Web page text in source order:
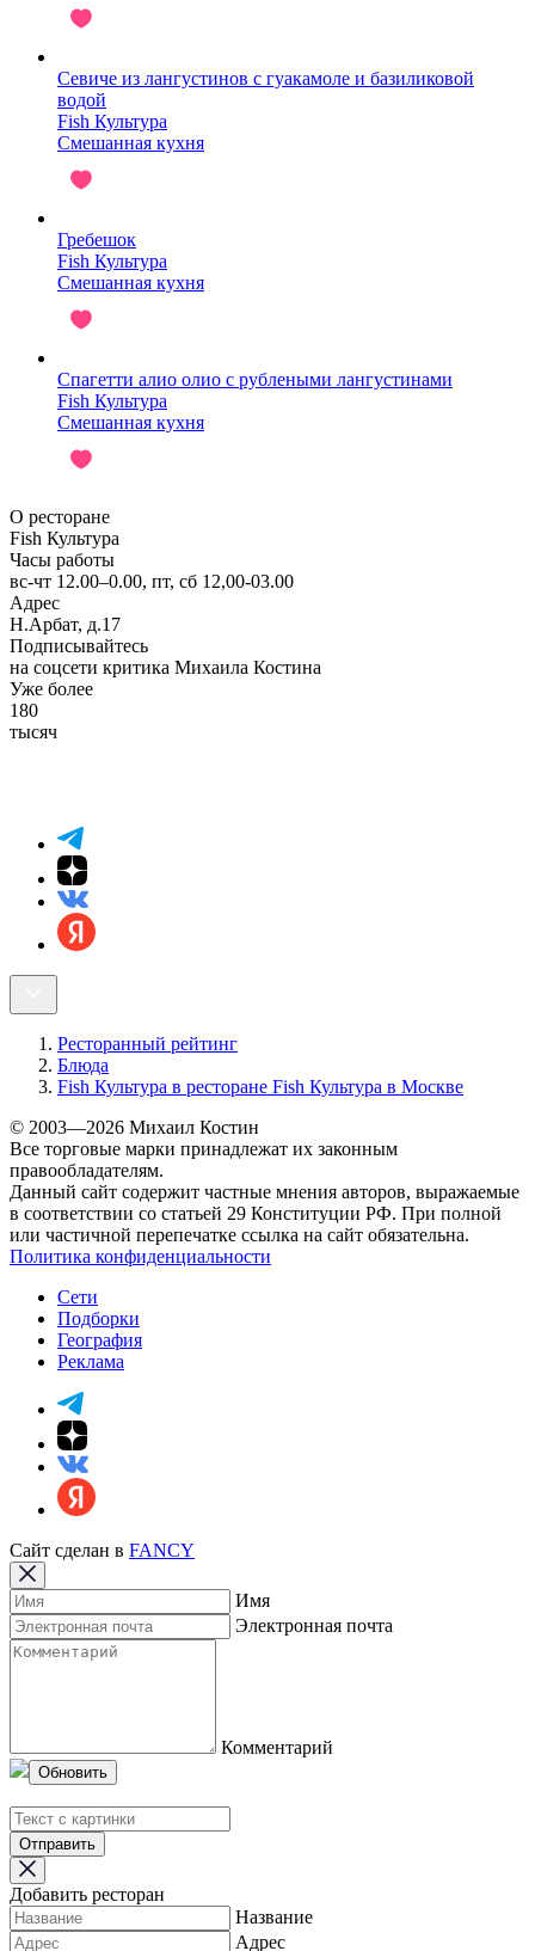
Севиче из лангустинов с гуакамоле и базиликовой
водой
Fish Культура
Смешанная кухня
Гребешок
Fish Культура
Смешанная кухня
Спагетти алио олио с рублеными лангустинами
Fish Культура
Смешанная кухня
О ресторане
Fish Культура
Часы работы
вс-чт 12.00–0.00, пт, сб 12,00-03.00
Адрес
Н.Арбат, д.17
Подписывайтесь
на соцсети критика Михаила Костина
Уже более
180
тысяч
Ресторанный рейтинг
Блюда
Fish Культура в ресторане Fish Культура в Москве
© 2003—2026 Михаил Костин
Все торговые марки принадлежат их законным
правообладателям.
Данный сайт содержит частные мнения авторов, выражаемые
в соответствии со статьей 29 Конституции РФ. При полной
или частичной перепечатке ссылка на сайт обязательна.
Политика конфиденциальности
Сети
Подборки
География
Реклама
Сайт сделан в FANCY
Имя
Электронная почта
Комментарий
Обновить
Отправить
Добавить ресторан
Название
Адрес